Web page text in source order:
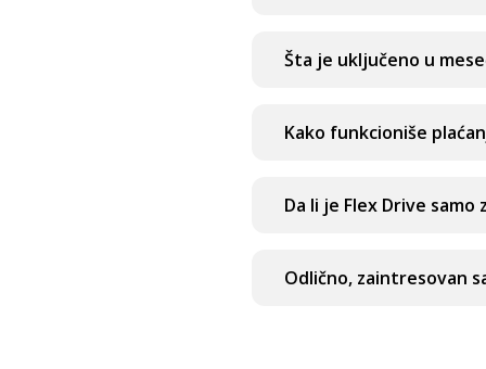
Šta je uključeno u
Kako funkcioniše
Da li je Flex Drive samo
Odlično, zaintresovan